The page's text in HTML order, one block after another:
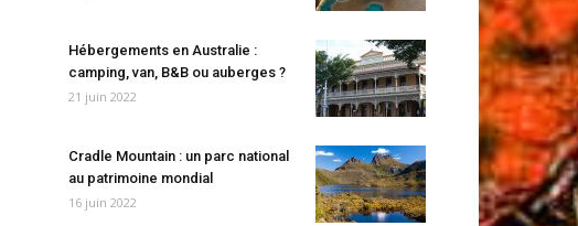
Hébergements en Australie :
camping, van, B&B ou auberges ?
21 juin 2022
Cradle Mountain : un parc national
au patrimoine mondial
16 juin 2022